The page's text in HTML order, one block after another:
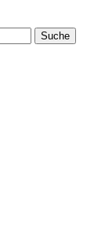
Suche